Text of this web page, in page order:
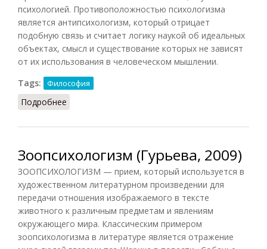
психологией. Противоположностью психологизма
является антипсихологизм, который отрицает
подобную связь и считает логику наукой об идеальных
объектах, смысл и существование которых не зависят
от их использования в человеческом мышлении.
Tags:
Философия
Подробнее
Зоопсихологизм (Гурьева, 2009)
ЗООПСИХОЛОГИЗМ — прием, который используется в
художественном литературном произведении для
передачи отношения изображаемого в тексте
животного к различным предметам и явлениям
окружающего мира. Классическим примером
зоопсихологизма в литературе является отражение